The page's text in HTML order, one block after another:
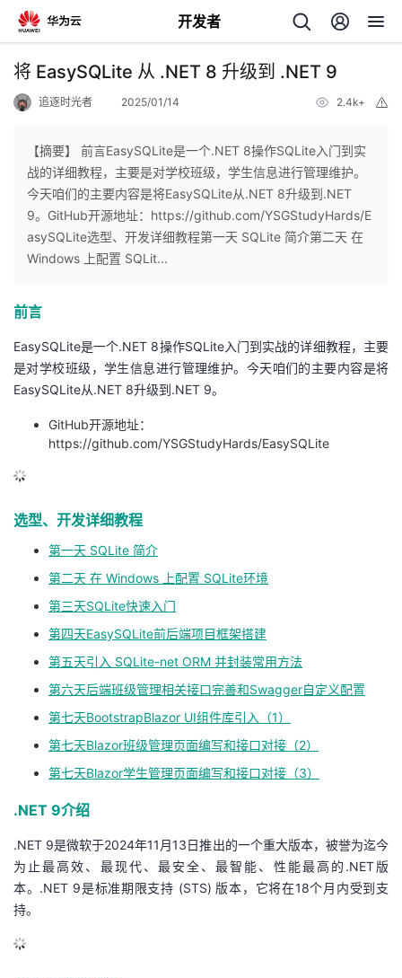
开发者
返
个
人
主
页
我
的
开
发
的
客
我
论
的
子
我
直
的
动
我
关
我
的
开
发
者
学
我
课
的
证
我
实
的
藏
我
的
Programs
我
的
支
持
的
术
持
我
云
建
将 EasySQLite 从 .NET 8 升级到 .NET 9
追逐时光者 2025/01/14 2.4k+
【摘要】 前言EasySQLite是一个.NET 8操作SQLite入门到实
战的详细教程，主要是对学校班级，学生信息进行管理维护。
今天咱们的主要内容是将EasySQLite从.NET 8升级到.NET
9。GitHub开源地址：https://github.com/YSGStudyHards/E
asySQLite选型、开发详细教程第一天 SQLite 简介第二天 在
Windows 上配置 SQLit...
前言
EasySQLite是一个.NET 8操作SQLite入门到实战的详细教程，主要
是对学校班级，学生信息进行管理维护。今天咱们的主要内容是将
EasySQLite从.NET 8升级到.NET 9。
GitHub开源地址：
https://github.com/YSGStudyHards/EasySQLite
选型、开发详细教程
第一天 SQLite 简介
第二天 在 Windows 上配置 SQLite环境
第三天SQLite快速入门
第四天EasySQLite前后端项目框架搭建
第五天引入 SQLite-net ORM 并封装常用方法
第六天后端班级管理相关接口完善和Swagger自定义配置
第七天BootstrapBlazor UI组件库引入（1）
第七天Blazor班级管理页面编写和接口对接（2）
第七天Blazor学生管理页面编写和接口对接（3）
.NET 9介绍
.NET 9是微软于2024年11月13日推出的一个重大版本，被誉为迄今
为止最高效、最现代、最安全、最智能、性能最高的.NET版
本。.NET 9是标准期限支持 (STS) 版本，它将在18个月内受到支
持。